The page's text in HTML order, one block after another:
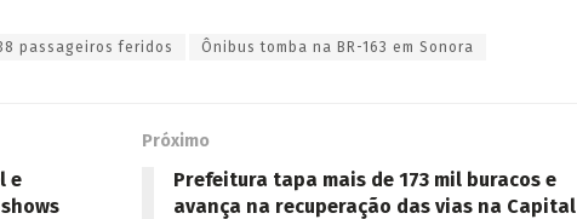
passageiros feridos Ônibus tomba na BR-163 em Sonora
e
Próximo
Prefeitura tapa mais de 173 mil buracos e
avança na recuperação das vias na Capital